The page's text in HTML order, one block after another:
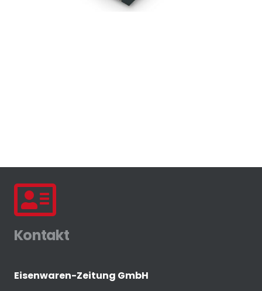
Kontakt
Eisenwaren-Zeitung GmbH